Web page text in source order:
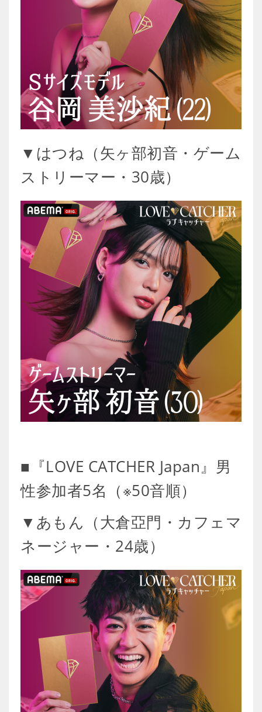
▼はつね（矢ヶ部初音・ゲーム
ストリーマー・30歳）
■『LOVE CATCHER Japan』男
性参加者5名（※50音順）
▼あもん（大倉亞門・カフェマ
ネージャー・24歳）